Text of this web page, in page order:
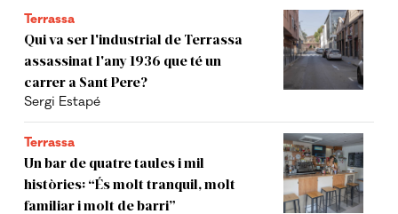
Terrassa
Qui va ser l'industrial de Terrassa
assassinat l'any 1936 que té un
carrer a Sant Pere?
Sergi Estapé
Terrassa
Un bar de quatre taules i mil
històries: “És molt tranquil, molt
familiar i molt de barri”